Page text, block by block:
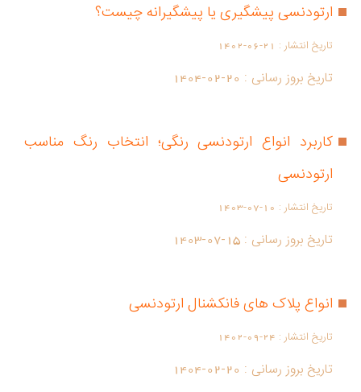
ارتودنسی پیشگیری یا پیشگیرانه چیست؟
تاریخ انتشار : 1402-06-21
تاریخ بروز رسانی : 1404-02-20
کاربرد انواع ارتودنسی رنگی؛ انتخاب رنگ مناسب
ارتودنسی
تاریخ انتشار : 1403-07-10
تاریخ بروز رسانی : 1403-07-15
انواع پلاک های فانکشنال ارتودنسی
تاریخ انتشار : 1402-09-24
تاریخ بروز رسانی : 1404-02-20